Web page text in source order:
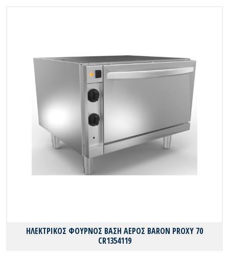
ΗΛΕΚΤΡΙΚΟΣ ΦΟΥΡΝΟΣ ΒΑΣΗ ΑΕΡΟΣ BARON PROXY 70
CR1354119